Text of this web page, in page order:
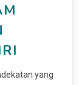
yang